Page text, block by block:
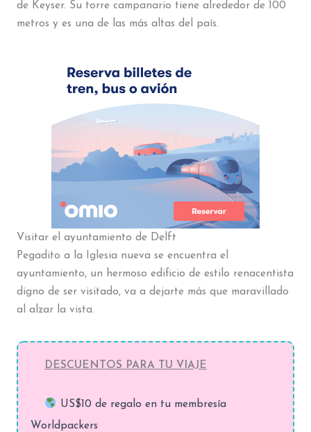
de Keyser. Su torre campanario tiene alrededor de 100
metros y es una de las más altas del país.
Visitar el ayuntamiento de Delft
Pegadito a la Iglesia nueva se encuentra el
ayuntamiento, un hermoso edificio de estilo renacentista
digno de ser visitado, va a dejarte más que maravillado
al alzar la vista.
DESCUENTOS PARA TU VIAJE
US$10 de regalo en tu membresía
Worldpackers